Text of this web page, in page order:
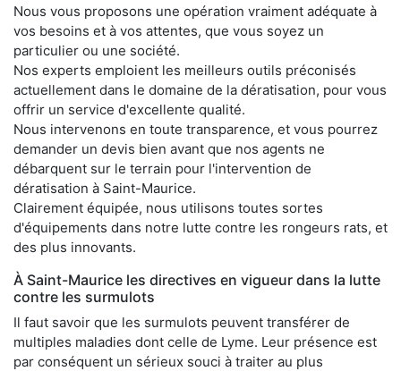
Nous vous proposons une opération vraiment adéquate à
vos besoins et à vos attentes, que vous soyez un
particulier ou une société.
Nos experts emploient les meilleurs outils préconisés
actuellement dans le domaine de la dératisation, pour vous
offrir un service d'excellente qualité.
Nous intervenons en toute transparence, et vous pourrez
demander un devis bien avant que nos agents ne
débarquent sur le terrain pour l'intervention de
dératisation à Saint-Maurice.
Clairement équipée, nous utilisons toutes sortes
d'équipements dans notre lutte contre les rongeurs rats, et
des plus innovants.
À Saint-Maurice les directives en vigueur dans la lutte
contre les surmulots
Il faut savoir que les surmulots peuvent transférer de
multiples maladies dont celle de Lyme. Leur présence est
par conséquent un sérieux souci à traiter au plus